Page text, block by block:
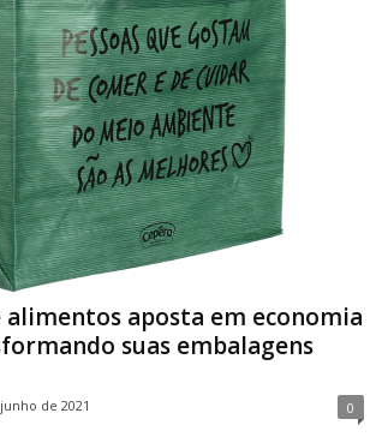
aposta em economia
suas embalagens
de 2021 0